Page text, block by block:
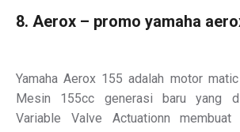
8. Aerox – promo yamaha
Yamaha Aerox 155 adalah motor
Mesin 155cc generasi baru yang
Variable Valve Actuationn membuat